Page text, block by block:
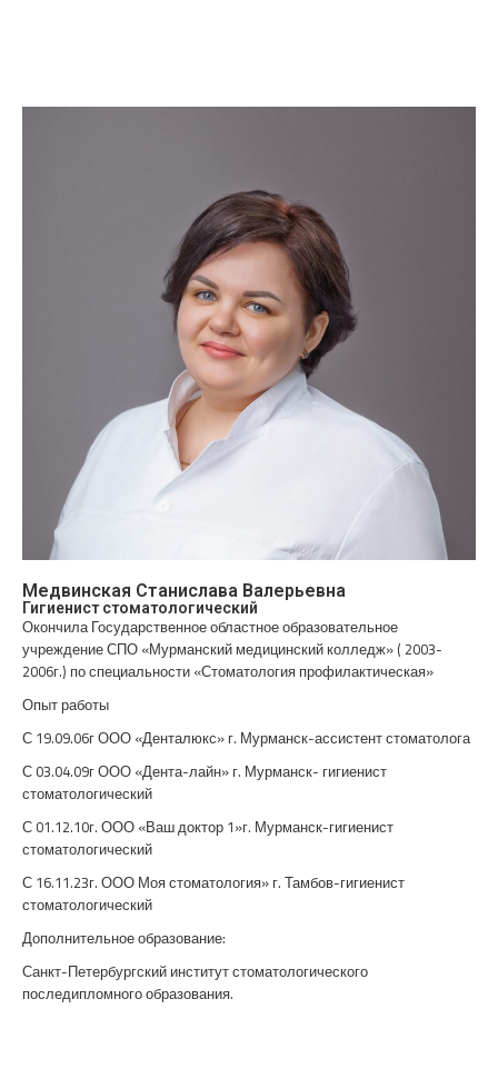
Медвинская Станислава Валерьевна
Гигиенист стоматологический
Окончила Государственное областное образовательное
учреждение СПО «Мурманский медицинский колледж» ( 2003-
2006г.) по специальности «Стоматология профилактическая»
Опыт работы
С 19.09.06г ООО «Денталюкс» г. Мурманск-ассистент стоматолога
С 03.04.09г ООО «Дента-лайн» г. Мурманск- гигиенист
стоматологический
С 01.12.10г. ООО «Ваш доктор 1»г. Мурманск-гигиенист
стоматологический
С 16.11.23г. ООО Моя стоматология» г. Тамбов-гигиенист
стоматологический
Дополнительное образование:
Санкт-Петербургский институт стоматологического
последипломного образования.